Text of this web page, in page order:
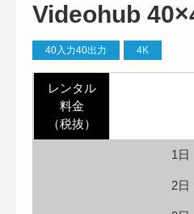
Videohub
40入力40出力 4K
レンタル
料金
（税抜）
1日
2日